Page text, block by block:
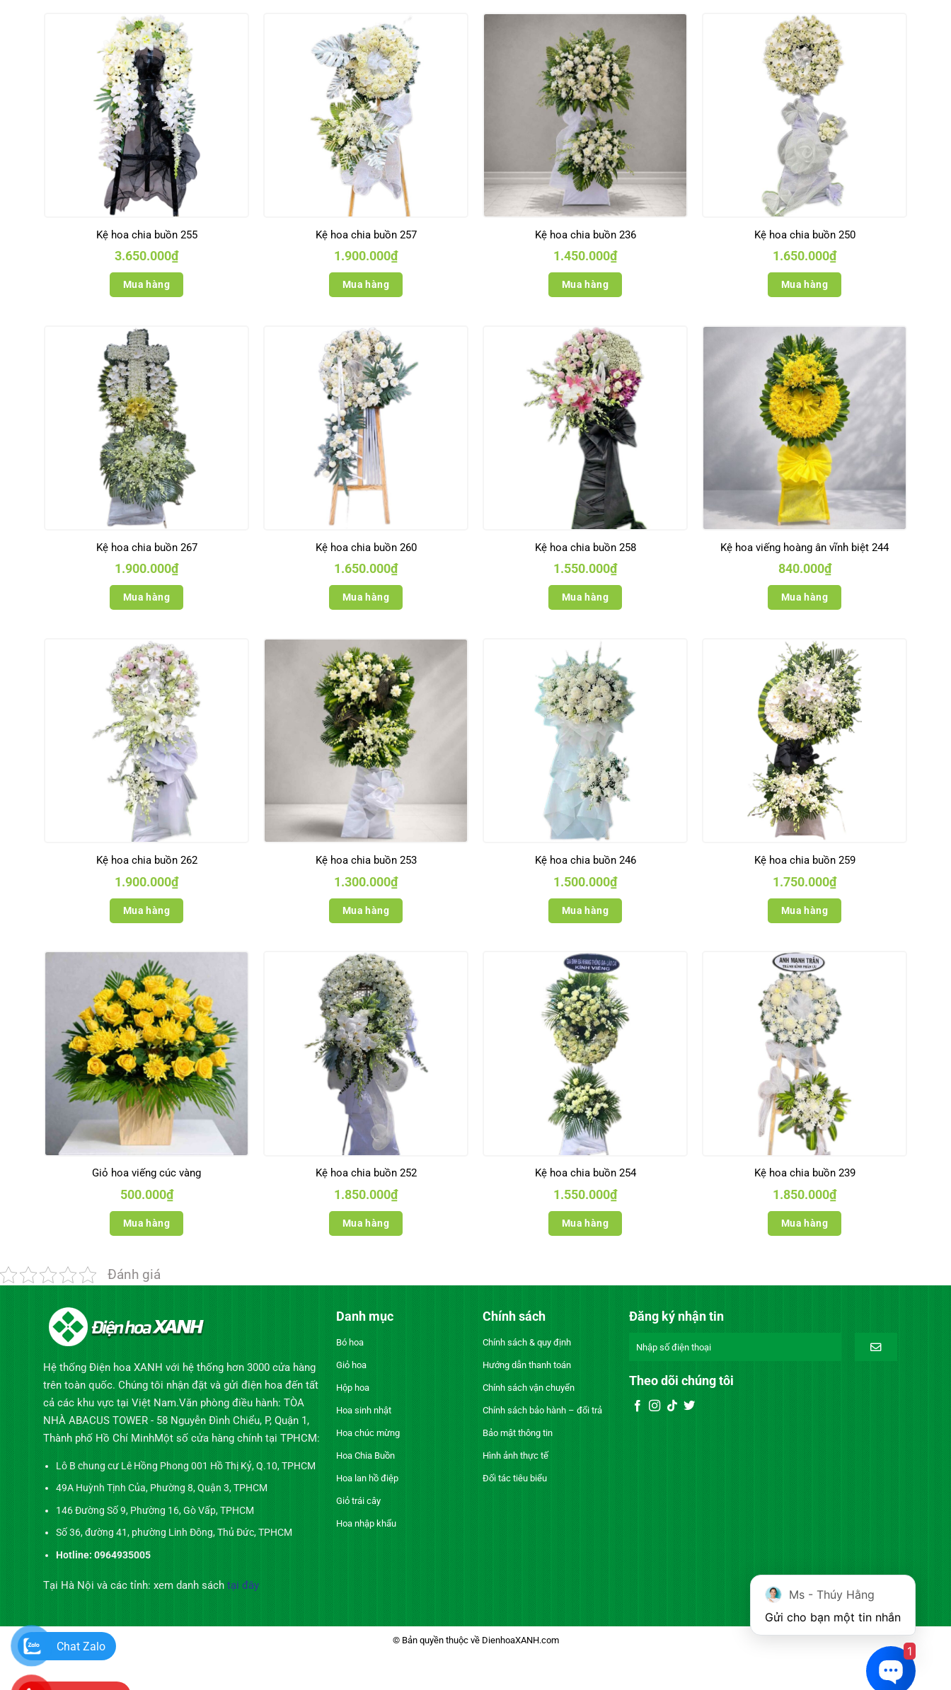
Kệ hoa chia buồn 255
3.650.000₫
Mua hàng
Kệ hoa chia buồn 257
1.900.000₫
Mua hàng
Kệ hoa chia buồn 236
1.450.000₫
Mua hàng
Kệ hoa chia buồn 250
1.650.000₫
Mua hàng
Kệ hoa chia buồn 267
1.900.000₫
Mua hàng
Kệ hoa chia buồn 260
1.650.000₫
Mua hàng
Kệ hoa chia buồn 258
1.550.000₫
Mua hàng
Kệ hoa viếng hoàng ân vĩnh biệt 244
840.000₫
Mua hàng
Kệ hoa chia buồn 262
1.900.000₫
Mua hàng
Kệ hoa chia buồn 253
1.300.000₫
Mua hàng
Kệ hoa chia buồn 246
1.500.000₫
Mua hàng
Kệ hoa chia buồn 259
1.750.000₫
Mua hàng
Giỏ hoa viếng cúc vàng
500.000₫
Mua hàng
Kệ hoa chia buồn 252
1.850.000₫
Mua hàng
Kệ hoa chia buồn 254
1.550.000₫
Mua hàng
Kệ hoa chia buồn 239
1.850.000₫
Mua hàng
Đánh giá
Hệ thống Điện hoa XANH với hệ thống hơn 3000 cửa hàng
trên toàn quốc. Chúng tôi nhận đặt và gửi điện hoa đến tất
cả các khu vực tại Việt Nam.Văn phòng điều hành: TÒA
NHÀ ABACUS TOWER - 58 Nguyễn Đình Chiểu, P, Quận 1,
Thành phố Hồ Chí MinhMột số cửa hàng chính tại TPHCM:
Lô B chung cư Lê Hồng Phong 001 Hồ Thị Kỷ, Q.10, TPHCM
49A Huỳnh Tịnh Của, Phường 8, Quận 3, TPHCM
146 Đường Số 9, Phường 16, Gò Vấp, TPHCM
Số 36, đường 41, phường Linh Đông, Thủ Đức, TPHCM
Hotline: 0964935005
Tại Hà Nội và các tỉnh: xem danh sách tại đây
Danh mục
Bó hoa
Giỏ hoa
Hộp hoa
Hoa sinh nhật
Hoa chúc mừng
Hoa Chia Buồn
Hoa lan hồ điệp
Giỏ trái cây
Hoa nhập khẩu
Chính sách
Chính sách & quy định
Hướng dẫn thanh toán
Chính sách vận chuyển
Chính sách bảo hành – đổi trả
Bảo mật thông tin
Hình ảnh thực tế
Đối tác tiêu biểu
Đăng ký nhận tin
Theo dõi chúng tôi
© Bản quyền thuộc về DienhoaXANH.com
Chat Zalo
Ms - Thúy Hằng
Gửi cho bạn một tin nhắn
1